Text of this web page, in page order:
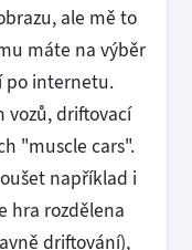
ale mě to
máte na výběr
po internetu.
vozů, driftovací
"muscle cars".
například i
hra rozdělena
driftování),